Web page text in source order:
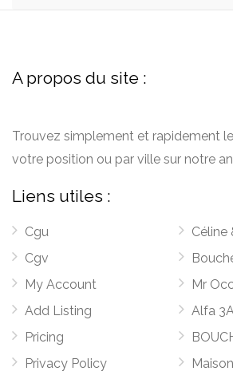
A propos du site :
Trouvez simplement et rapidement
votre position ou par ville sur notre
Liens utiles :
Cgu
Cgv
My Account
Add Listing
Pricing
Privacy Policy
Céline
Mr
Alfa